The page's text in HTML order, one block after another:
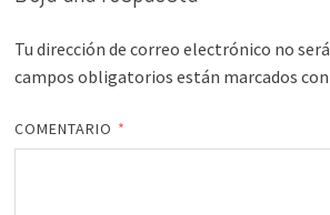
Tu dirección de correo electrónico no
campos obligatorios están marcados con
COMENTARIO *